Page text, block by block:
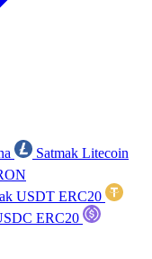
Satmak Litecoin
USDT ERC20
ERC20